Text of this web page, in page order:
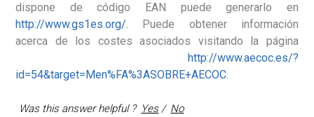
dispone de código EAN puede generarlo en
http://www.gs1es.org/. Puede obtener información
acerca de los costes asociados visitando la página
http://www.aecoc.es/?
id=54&target=Men%FA%3ASOBRE+AECOC.
Was this answer helpful ? Yes / No